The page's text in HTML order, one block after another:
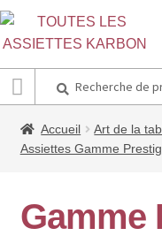
pour :
Accueil Art de la
Assiettes Gamme
Gamme